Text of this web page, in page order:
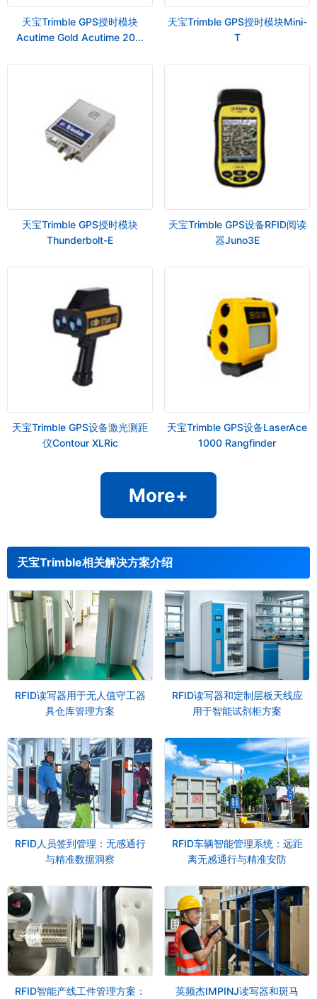
天宝Trimble GPS授时模块
Acutime Gold Acutime 20...
天宝Trimble GPS授时模块Mini-
T
天宝Trimble GPS授时模块
Thunderbolt-E
天宝Trimble GPS设备RFID阅读
器Juno3E
天宝Trimble GPS设备激光测距
仪Contour XLRic
天宝Trimble GPS设备LaserAce
1000 Rangfinder
More+
天宝Trimble相关解决方案介绍
RFID读写器用于无人值守工器
具仓库管理方案
RFID读写器和定制层板天线应
用于智能试剂柜方案
RFID人员签到管理：无感通行
与精准数据洞察
RFID车辆智能管理系统：远距
离无感通行与精准安防
RFID智能产线工件管理方案：
英频杰IMPINJ读写器和斑马